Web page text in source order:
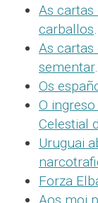
As cartas
carballos.
As cartas
sementar.
Os
O
Celestial
Uruguai
Forza
Aos moi